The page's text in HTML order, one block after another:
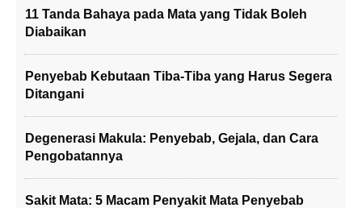
11 Tanda Bahaya pada Mata yang Tidak Boleh
Diabaikan
Penyebab Kebutaan Tiba-Tiba yang Harus Segera
Ditangani
Degenerasi Makula: Penyebab, Gejala, dan Cara
Pengobatannya
Sakit Mata: 5 Macam Penyakit Mata Penyebab